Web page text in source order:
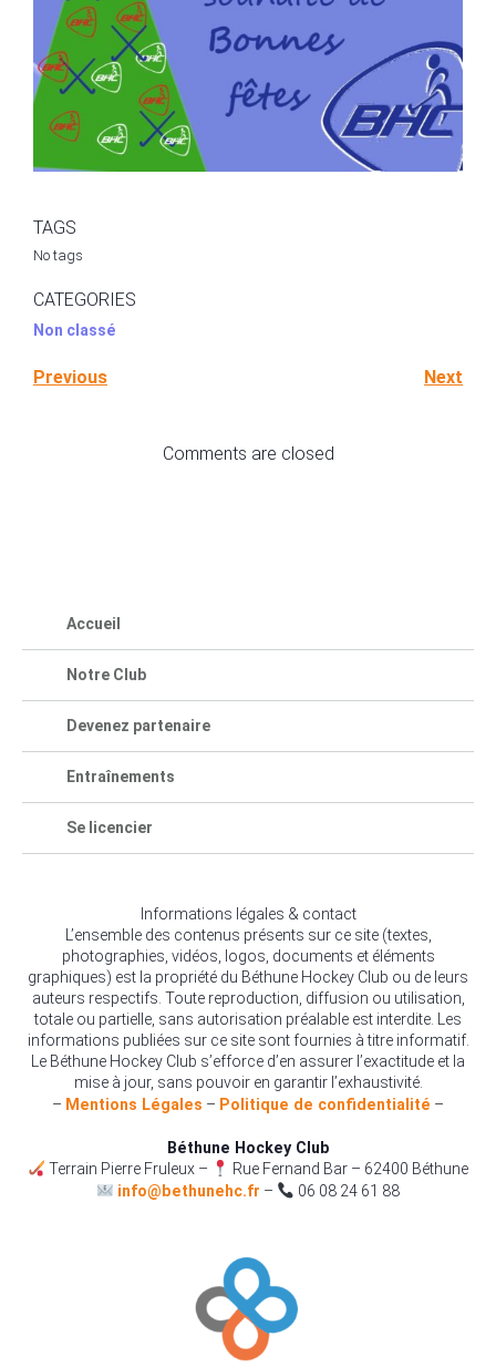
TAGS
No tags
CATEGORIES
Non classé
Previous Next
Comments are closed
Accueil
Notre Club
Devenez partenaire
Entraînements
Se licencier
Informations légales & contact
L’ensemble des contenus présents sur ce site (textes,
photographies, vidéos, logos, documents et éléments
graphiques) est la propriété du Béthune Hockey Club ou de leurs
auteurs respectifs. Toute reproduction, diffusion ou utilisation,
totale ou partielle, sans autorisation préalable est interdite. Les
informations publiées sur ce site sont fournies à titre informatif.
Le Béthune Hockey Club s’efforce d’en assurer l’exactitude et la
mise à jour, sans pouvoir en garantir l’exhaustivité.
– Mentions Légales – Politique de confidentialité –
Béthune Hockey Club
Terrain Pierre Fruleux –
Rue Fernand Bar – 62400 Béthune
info@bethunehc.fr – 06 08 24 61 88